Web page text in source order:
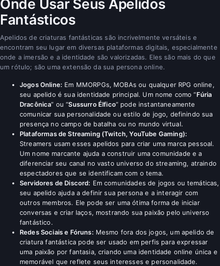
Onde Usar Seus Apelidos
Fantásticos
Apelidos de criaturas fantásticas são incrivelmente versáteis e
encontram seu lugar em diversas plataformas digitais, especialmente
onde a imersão e a identidade são valorizadas. Eles são mais do que
um rótulo; são uma extensão da sua persona online.
Jogos Online: Em MMORPGs, MOBAs ou qualquer RPG online,
seu apelido é sua identidade principal. Um nome como “Fúria
Dracônica” ou “Sussurro Élfico” pode instantaneamente
comunicar sua personalidade ou estilo de jogo, definindo sua
presença no campo de batalha ou no mundo virtual.
Plataformas de Streaming (Twitch, YouTube Gaming):
Streamers usam esses apelidos para criar uma marca pessoal.
Um nome marcante ajuda a construir uma comunidade e a
diferenciar seu canal no vasto universo do streaming, atraindo
espectadores que se identificam com o tema.
Servidores de Discord: Em comunidades de jogos ou temáticas,
seu apelido ajuda a definir sua persona e a interagir com
outros membros. Ele pode ser uma ótima forma de iniciar
conversas e criar laços, mostrando sua paixão pelo universo
fantástico.
Redes Sociais e Fóruns: Mesmo fora dos jogos, um apelido de
criatura fantástica pode ser usado em perfis para expressar
uma paixão por fantasia, criando uma identidade online única e
memorável que reflete seus interesses e personalidade.